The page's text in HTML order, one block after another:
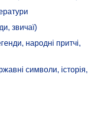
звичаї)
народні притчі,
символи, історія,